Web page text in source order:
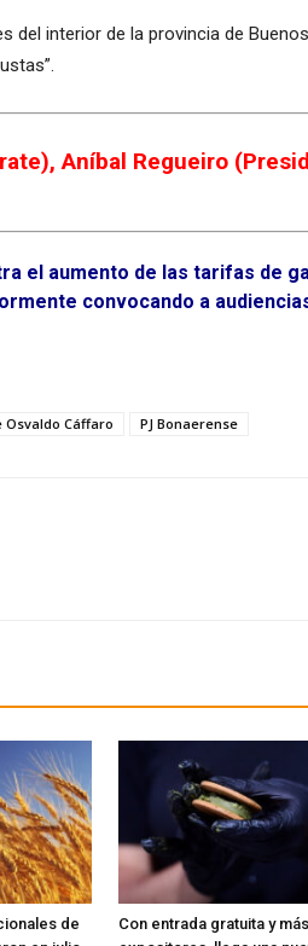
del interior de la provincia de
Aníbal Regueiro
el aumento de las tarifas de
convocando a
Osvaldo Cáffaro PJ Bonaerense
de
Con entrada gratuita y